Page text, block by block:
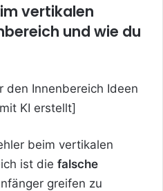
vertikalen
und wie du
beim vertikalen
ist die falsche
greifen zu